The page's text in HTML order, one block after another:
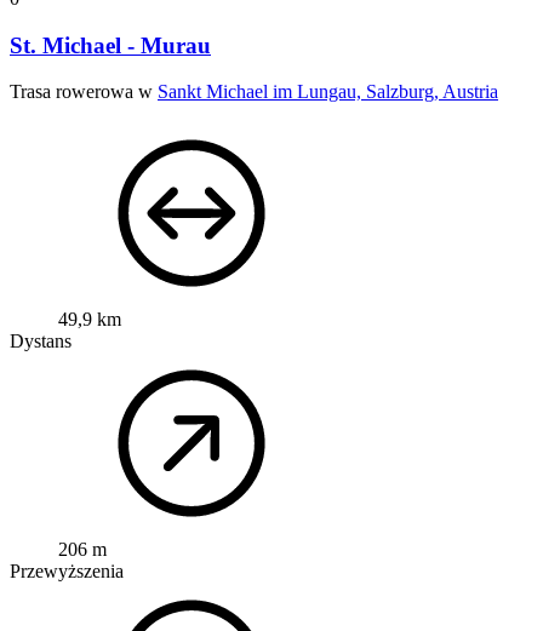
St. Michael - Murau
Trasa rowerowa w Sankt Michael im Lungau, Salzburg, Austria
49,9 km
Dystans
206 m
Przewyższenia